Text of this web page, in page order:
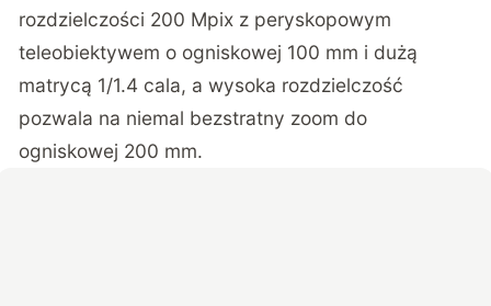
rozdzielczości 200 Mpix z peryskopowym
teleobiektywem o ogniskowej 100 mm i dużą
matrycą 1/1.4 cala, a wysoka rozdzielczość
pozwala na niemal bezstratny zoom do
ogniskowej 200 mm.